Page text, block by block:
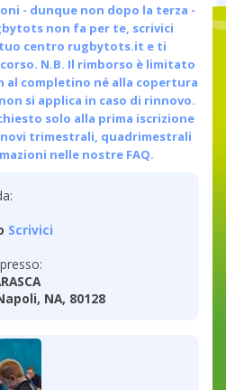
- dunque non dopo la terza -
non fa per te, scrivici
tuo centro rugbytots.it e ti
N.B. Il rimborso è limitato
al completino né alla copertura
si applica in caso di rinnovo.
solo alla prima iscrizione
trimestrali, quadrimestrali
nelle nostre FAQ.
Scrivici
NA, 80128